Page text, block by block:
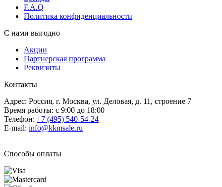
F.A.Q
Политика конфиденциальности
С нами выгодно
Акции
Партнерская программа
Реквизиты
Контакты
Адрес: Россия, г. Москва, ул. Деловая, д. 11, строение 7
Время работы: с 9:00 до 18:00
Телефон: +7 (495) 540-54-24
E-mail: info@kkmsale.ru
Способы оплаты